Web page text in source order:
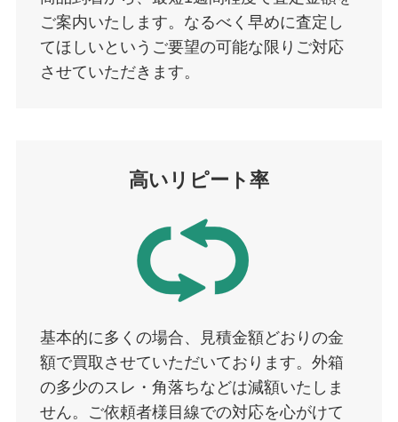
ご案内いたします。なるべく早めに査定し
てほしいというご要望の可能な限りご対応
させていただきます。
高いリピート率
基本的に多くの場合、見積金額どおりの金
額で買取させていただいております。外箱
の多少のスレ・角落ちなどは減額いたしま
せん。ご依頼者様目線での対応を心がけて